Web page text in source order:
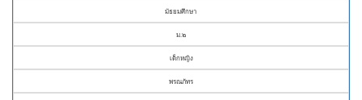
มัธยมศึกษา
ม.๒
เด็กหญิง
พรณภัทร